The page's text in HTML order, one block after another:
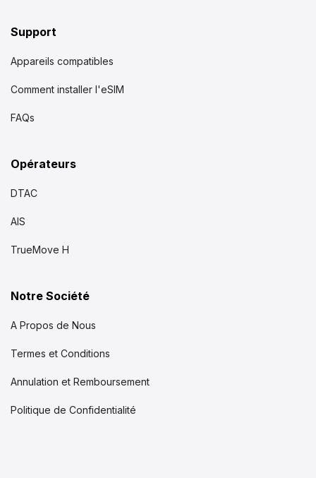
Support
Appareils compatibles
Comment installer l'eSIM
FAQs
Opérateurs
DTAC
AIS
TrueMove H
Notre Société
A Propos de Nous
Termes et Conditions
Annulation et Remboursement
Politique de Confidentialité